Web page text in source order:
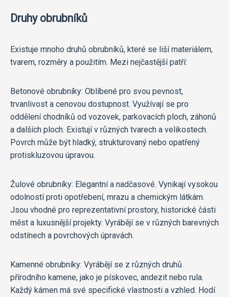
Druhy obrubníků
Existuje mnoho druhů obrubníků, které se liší materiálem,
tvarem, rozměry a použitím. Mezi nejčastější patří:
Betonové obrubníky: Oblíbené pro svou pevnost,
trvanlivost a cenovou dostupnost. Využívají se pro
oddělení chodníků od vozovek, parkovacích ploch, záhonů
a dalších ploch. Existují v různých tvarech a velikostech.
Povrch může být hladký, strukturovaný nebo opatřený
protiskluzovou úpravou.
Žulové obrubníky: Elegantní a nadčasové. Vynikají vysokou
odolností proti opotřebení, mrazu a chemickým látkám.
Jsou vhodné pro reprezentativní prostory, historické části
měst a luxusnější projekty. Vyrábějí se v různých barevných
odstínech a povrchových úpravách.
Kamenné obrubníky: Vyrábějí se z různých druhů
přírodního kamene, jako je pískovec, andezit nebo rula.
Každý kámen má své specifické vlastnosti a vzhled. Hodí